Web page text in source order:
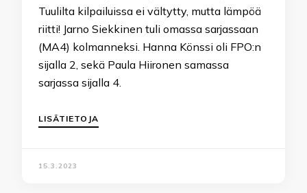
Tuulilta kilpailuissa ei vältytty, mutta lämpöä
riitti! Jarno Siekkinen tuli omassa sarjassaan
(MA4) kolmanneksi. Hanna Könssi oli FPO:n
sijalla 2, sekä Paula Hiironen samassa
sarjassa sijalla 4.
LISÄTIETOJA
15.3.2023